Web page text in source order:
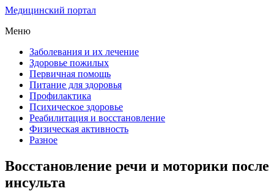
Медицинский портал
Меню
Заболевания и их лечение
Здоровье пожилых
Первичная помощь
Питание для здоровья
Профилактика
Психическое здоровье
Реабилитация и восстановление
Физическая активность
Разное
Восстановление речи и моторики после
инсульта